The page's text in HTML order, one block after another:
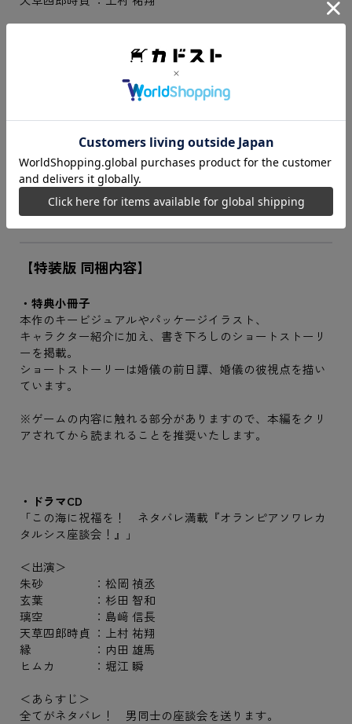
医師である玄葉から救護に関して教わる璃空と時貞だった
海を想定した応急処置から、次第に彼女の水着の話になっ
【特装版 同梱内容】
・特典小冊子
本作のキービジュアルやパッケージイラスト、
キャラクター紹介に加え、書き下ろしのショートストーリ
ーを掲載。
ショートストーリーは婚儀の前日譚、婚儀の彼視点を描い
ています。
※ゲームの内容に触れる部分がありますので、本編をクリ
アされてから読まれることを推奨いたします。
・ドラマCD
「この海に祝福を！ ネタバレ満載『オランピアソワレカ
タルシス座談会！』」
＜出演＞
朱砂 ：松岡 禎丞
玄葉 ：杉田 智和
璃空 ：島﨑 信長
天草四郎時貞 ：上村 祐翔
縁 ：内田 雄馬
ヒムカ ：堀江 瞬
＜あらすじ＞
全てがネタバレ！ 男同士の座談会を送ります。